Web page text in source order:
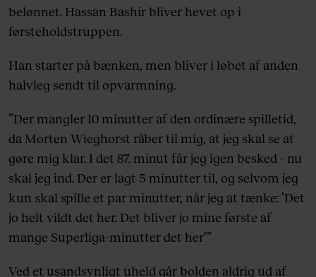
belønnet. Hassan Bashir bliver hevet op i
førsteholdstruppen.
Han starter på bænken, men bliver i løbet af anden
halvleg sendt til opvarmning.
”Der mangler 10 minutter af den ordinære spilletid,
da Morten Wieghorst råber til mig, at jeg skal se at
gøre mig klar. I det 87. minut får jeg igen besked - nu
skal jeg ind. Der er lagt 5 minutter til, og selvom jeg
kun skal spille et par minutter, når jeg at tænke: ’Det
jo helt vildt det her. Det bliver jo mine første af
mange Superliga-minutter det her’”
Ved et usandsynligt uheld går bolden aldrig ud af